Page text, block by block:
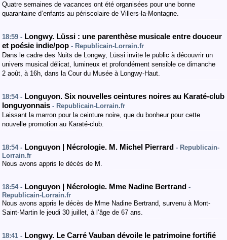
Quatre semaines de vacances ont été organisées pour une bonne
quarantaine d’enfants au périscolaire de Villers-la-Montagne.
18:59 - Longwy. Lüssi : une parenthèse musicale entre douceur
et poésie indie/pop - Republicain-Lorrain.fr
Dans le cadre des Nuits de Longwy, Lüssi invite le public à découvrir un
univers musical délicat, lumineux et profondément sensible ce dimanche
2 août, à 16h, dans la Cour du Musée à Longwy-Haut.
18:54 - Longuyon. Six nouvelles ceintures noires au Karaté-club
longuyonnais - Republicain-Lorrain.fr
Laissant la marron pour la ceinture noire, que du bonheur pour cette
nouvelle promotion au Karaté-club.
18:54 - Longuyon | Nécrologie. M. Michel Pierrard - Republicain-
Lorrain.fr
Nous avons appris le décès de M.
18:54 - Longuyon | Nécrologie. Mme Nadine Bertrand -
Republicain-Lorrain.fr
Nous avons appris le décès de Mme Nadine Bertrand, survenu à Mont-
Saint-Martin le jeudi 30 juillet, à l’âge de 67 ans.
18:41 - Longwy. Le Carré Vauban dévoile le patrimoine fortifié